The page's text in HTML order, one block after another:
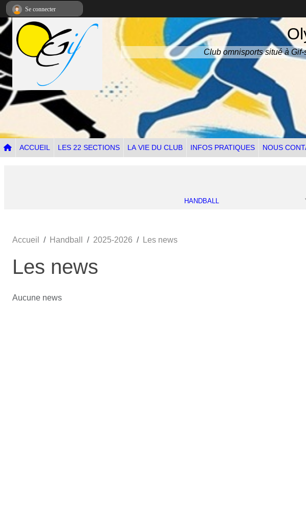
Club omnisports situé à
ACCUEIL LES 22 SECTIONS LA VIE DU CLUB INFOS PRATIQUES NOUS
HANDBALL
Accueil Handball 2025-2026 Les news
Les news
Aucune news
Se connecter
Panneau de gestion des cookies